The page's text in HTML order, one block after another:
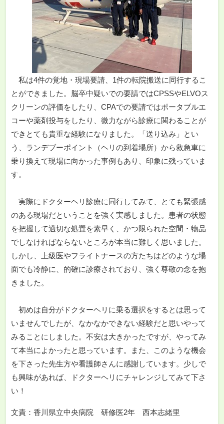
私は4件の覚地・現場要請、1件の転院搬送に同行するこ
とができました。脳卒中疑いでの要請ではCPSSやELVOス
クリーンの評価をしたり、CPAでの要請ではポータブルエ
コーや薬剤投与をしたり、微力ながら診療に関わることが
できとても貴重な経験になりました。「送り込み」とい
う、ランデブーポイント（ヘリの到着場所）から救急車に
乗り換えて現場に向かった事例もあり、印象に残っていま
す。
実際にドクターヘリ診療に同行してみて、とても緊張感
のある現場だということを強く実感しました。患者の状態
を把握して適切な処置を素早く、かつ限られた空間・物品
でしなければならないところが本当に難しく思いました。
しかし、上級医やフライトナースの方たちはどのような場
面でも冷静に、的確に診療されており、強く尊敬の念を抱
きました。
初めは自分がドクターヘリに乗る選択をするとは思って
いませんでしたが、なかなかできない経験だと思いやって
みることにしました。不安は大きかったですが、やってみ
て本当によかったと思っています。また、このような機会
を下さった先生方や看護師さんに感謝しています。少しで
も興味があれば、ドクターヘリにチャレンジしてみて下さ
い！
文責：香川県立中央病院 研修医2年 西本志緒里